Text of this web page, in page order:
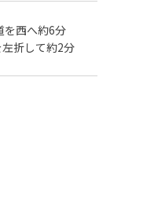
を西へ約6分
折して約2分